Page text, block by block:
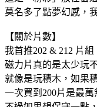
莫名多了點夢幻感，
【關於片數】
我首推202 & 212 片
磁力片真的是太少玩
就像是玩積木，如果
一次買到200片是最萬